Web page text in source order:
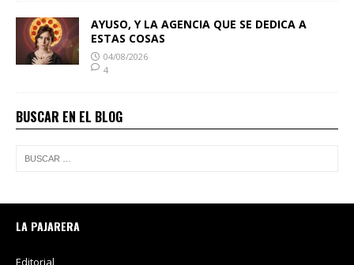
AYUSO, Y LA AGENCIA QUE SE DEDICA A
ESTAS COSAS
04/08/2026
4
BUSCAR EN EL BLOG
LA PAJARERA
Editorial